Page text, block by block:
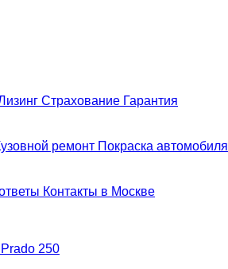
Страхование Гарантия
ремонт Покраска автомобиля
Контакты в Москве
250